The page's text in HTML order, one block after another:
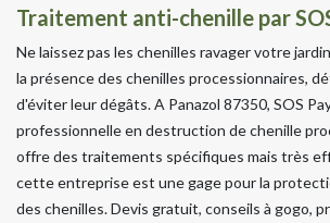
Traitement anti-chenille par
Ne laissez pas les chenilles ravager votre
la présence des chenilles processionnaires,
d'éviter leur dégâts. A Panazol 87350, SOS
professionnelle en destruction de chenille
offre des traitements spécifiques mais très
cette entreprise est une gage pour la
des chenilles. Devis gratuit, conseils à gogo,